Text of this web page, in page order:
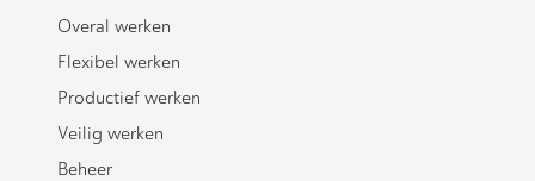
Overal werken
Flexibel werken
Productief werken
Veilig werken
Beheer